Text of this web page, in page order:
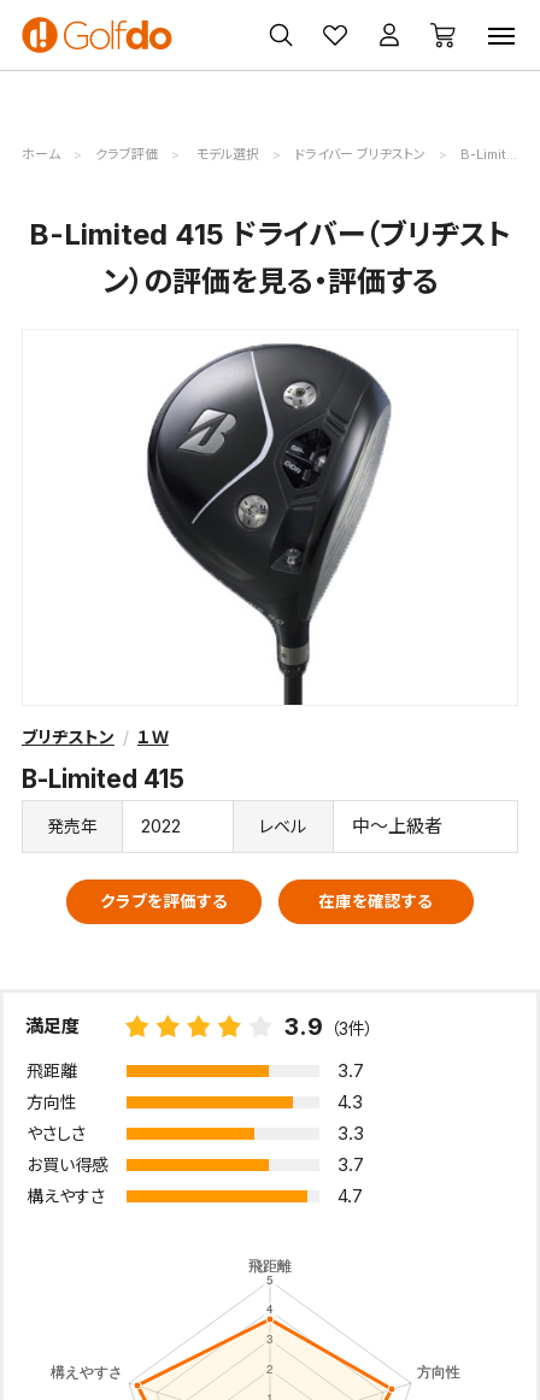
ゴルフ
クラブ
ゴルフ用品
買取
無料査定
クーポン
一覧
ホーム クラブ評価 モデル選択 ドライバー ブリヂストン B-Limited 415評価詳細
B-Limited 415 ドライバー（ブリヂスト
ン）の評価を見る・評価する
ブリヂストン １Ｗ
B-Limited 415
発売年 2022 レベル 中～上級者
クラブを評価する 在庫を確認する
満足度 3.9 （3件）
飛距離 3.7
方向性 4.3
やさしさ 3.3
お買い得感 3.7
構えやすさ 4.7